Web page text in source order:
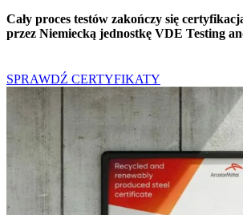
Cały proces testów zakończy się
przez Niemiecką jednostkę VDE Testing
SPRAWDŹ CERTYFIKATY